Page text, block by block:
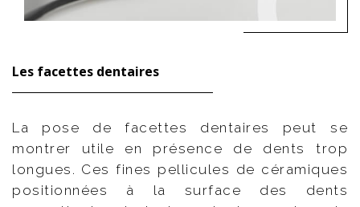
Les facettes dentaires
La pose de facettes dentaires peut se
montrer utile en présence de dents trop
longues. Ces fines pellicules de céramiques
positionnées à la surface des dents